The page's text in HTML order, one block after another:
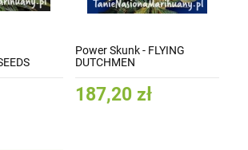
Power Skunk - FLYING
DUTCHMEN
187,20 zł